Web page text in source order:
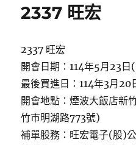
2337 旺宏
2337 旺宏
開會日期：114年5月23日
最後買進日：114年3月20
開會地點：煙波大飯店新
竹市明湖路773號)
補單股務：旺宏電子(股)